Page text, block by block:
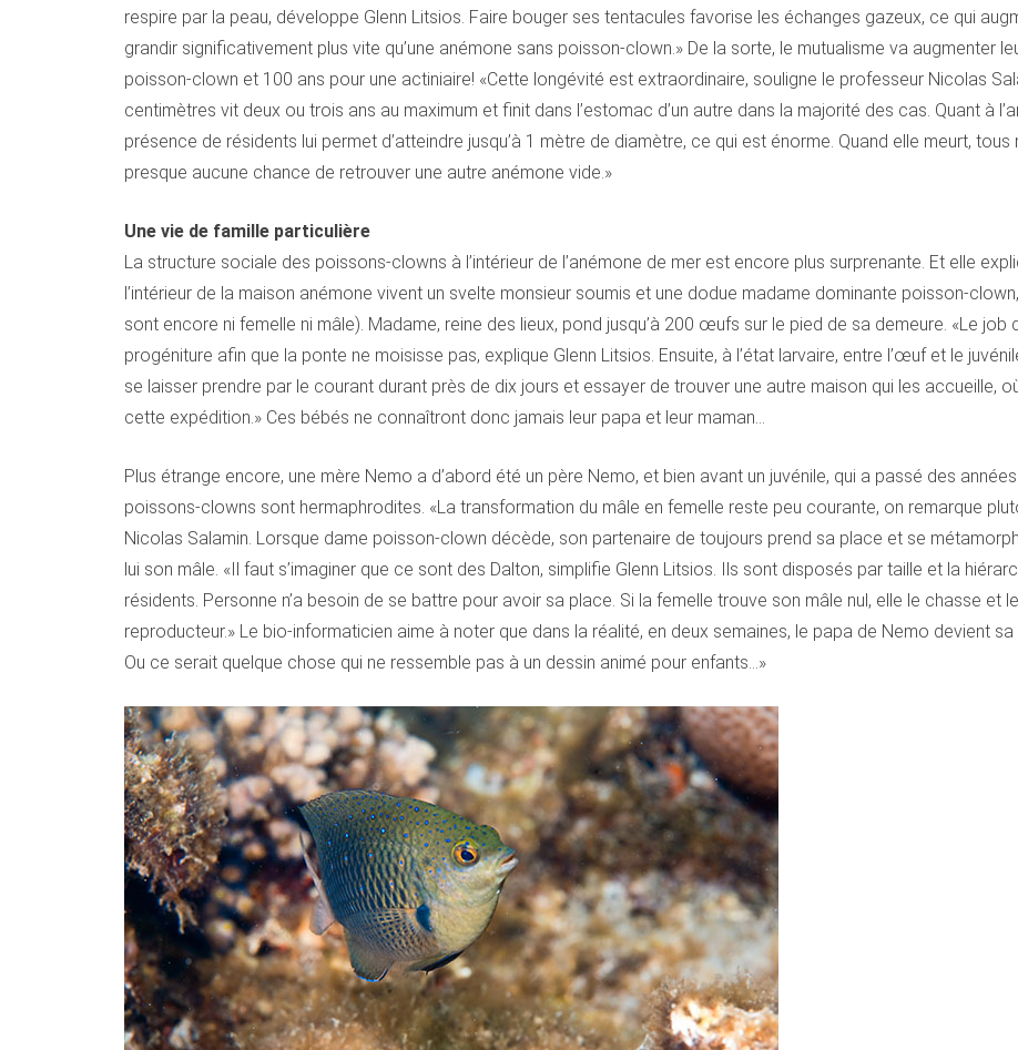
respire par la peau, développe Glenn Litsios. Faire bouger ses tentacules favorise les échanges gazeux, ce qui
grandir significativement plus vite qu’une anémone sans poisson-clown.» De la sorte, le mutualisme va augmenter
poisson-clown et 100 ans pour une actiniaire! «Cette longévité est extraordinaire, souligne le professeur Nicolas
centimètres vit deux ou trois ans au maximum et finit dans l’estomac d’un autre dans la majorité des cas. Quant à
présence de résidents lui permet d’atteindre jusqu’à 1 mètre de diamètre, ce qui est énorme. Quand elle meurt,
presque aucune chance de retrouver une autre anémone vide.»
Une vie de famille particulière
La structure sociale des poissons-clowns à l’intérieur de l’anémone de mer est encore plus surprenante. Et elle
l’intérieur de la maison anémone vivent un svelte monsieur soumis et une dodue madame dominante poisson-
sont encore ni femelle ni mâle). Madame, reine des lieux, pond jusqu’à 200 œufs sur le pied de sa demeure. «Le
progéniture afin que la ponte ne moisisse pas, explique Glenn Litsios. Ensuite, à l’état larvaire, entre l’œuf et le
se laisser prendre par le courant durant près de dix jours et essayer de trouver une autre maison qui les accueille,
cette expédition.» Ces bébés ne connaîtront donc jamais leur papa et leur maman…
Plus étrange encore, une mère Nemo a d’abord été un père Nemo, et bien avant un juvénile, qui a passé des
poissons-clowns sont hermaphrodites. «La transformation du mâle en femelle reste peu courante, on remarque
Nicolas Salamin. Lorsque dame poisson-clown décède, son partenaire de toujours prend sa place et se
lui son mâle. «Il faut s’imaginer que ce sont des Dalton, simplifie Glenn Litsios. Ils sont disposés par taille et la
résidents. Personne n’a besoin de se battre pour avoir sa place. Si la femelle trouve son mâle nul, elle le chasse et
reproducteur.» Le bio-informaticien aime à noter que dans la réalité, en deux semaines, le papa de Nemo devient sa
Ou ce serait quelque chose qui ne ressemble pas à un dessin animé pour enfants…»